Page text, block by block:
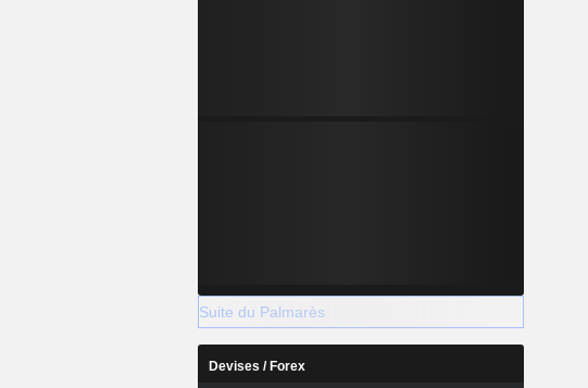
Suite du Palmarès
Devises / Forex